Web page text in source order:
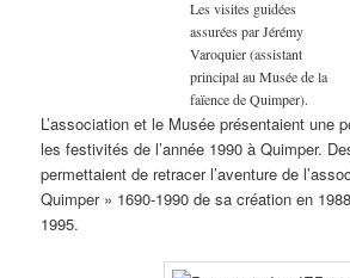
Les visites guidées
assurées par Jérémy
Varoquier (assistant
principal au Musée de la
faïence de Quimper).
L’association et le Musée présentaient une
les festivités de l’année 1990 à Quimper.
permettaient de retracer l’aventure de
Quimper » 1690-1990 de sa création en
1995.